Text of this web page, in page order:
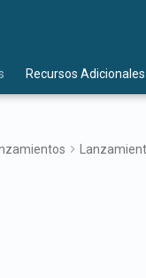
Recursos Adicionales